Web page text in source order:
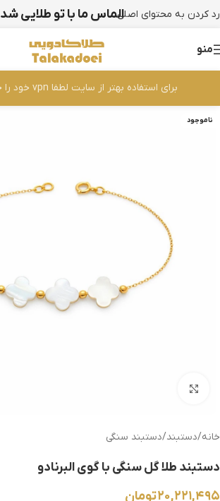
رد کردن به محتوای اصلیالماس ما با تو طلایی شد
منو
برای استفاده بهتر از سایت لطفا vpn خود را خاموش کنید.
ناموجود
خانه/دستبند/دستبند سنگی
دستبند طلا گل سنگی با گوی البرنادو
۲۰,۲۲۱,۴۹۵تومان